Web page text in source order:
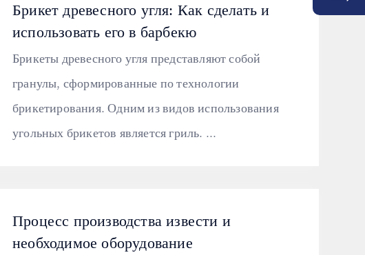
Брикет древесного угля: Как сделать и
использовать его в барбекю
Брикеты древесного угля представляют собой
гранулы, сформированные по технологии
брикетирования. Одним из видов использования
угольных брикетов является гриль. ...
Процесс производства извести и
необходимое оборудование